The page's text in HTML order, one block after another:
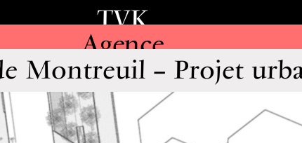
TVK
Agence
Montreuil – Projet